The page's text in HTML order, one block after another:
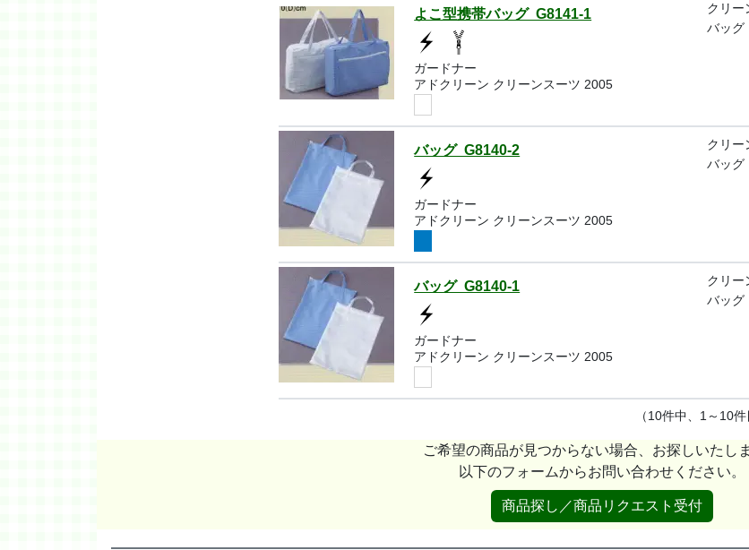
よこ型携帯バッグ G8141-1
ガードナー
アドクリーン クリーンスーツ 2005
クリー
バッグ
バッグ G8140-2
ガードナー
アドクリーン クリーンスーツ 2005
クリー
バッグ
バッグ G8140-1
ガードナー
アドクリーン クリーンスーツ 2005
クリー
バッグ
（10件中、1～10件
ご希望の商品が見つからない場合、お探しいたしま
以下のフォームからお問い合わせください。
商品探し／商品リクエスト受付